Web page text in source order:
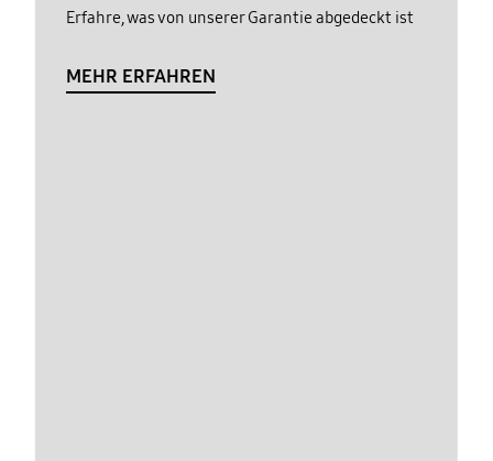
Erfahre, was von unserer Garantie abgedeckt ist
MEHR ERFAHREN